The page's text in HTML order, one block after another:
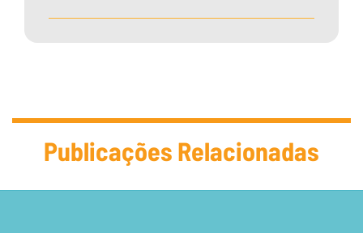
Publicações Relacionadas